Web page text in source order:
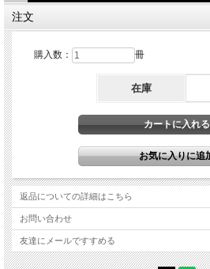
注文
購入数： 冊
在庫
返品についての詳細はこちら
お問い合わせ
友達にメールですすめる